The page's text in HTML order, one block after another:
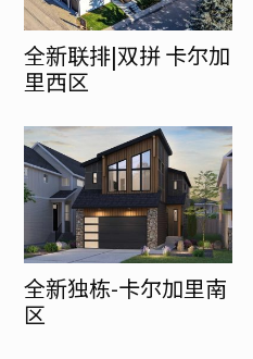
全新联排|双拼 卡尔加
里西区
全新独栋-卡尔加里南
区